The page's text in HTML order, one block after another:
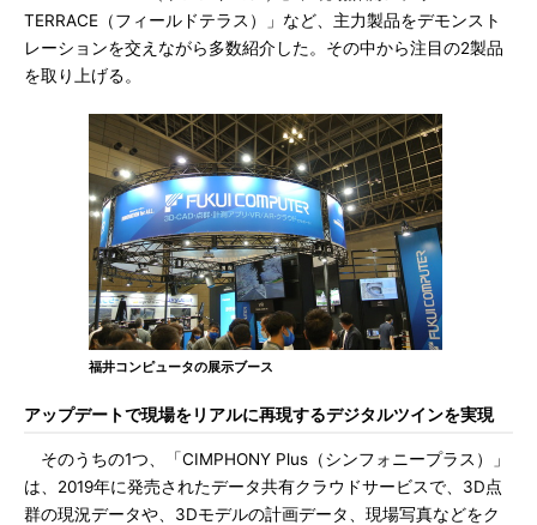
TERRACE（フィールドテラス）」など、主力製品をデモンスト
レーションを交えながら多数紹介した。その中から注目の2製品
を取り上げる。
福井コンピュータの展示ブース
アップデートで現場をリアルに再現するデジタルツインを実現
そのうちの1つ、「CIMPHONY Plus（シンフォニープラス）」
は、2019年に発売されたデータ共有クラウドサービスで、3D点
群の現況データや、3Dモデルの計画データ、現場写真などをク